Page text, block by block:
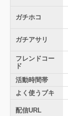
ガチホコ
ガチアサリ
フレンドコー
ド
活動時間帯
よく使うブキ
配信URL